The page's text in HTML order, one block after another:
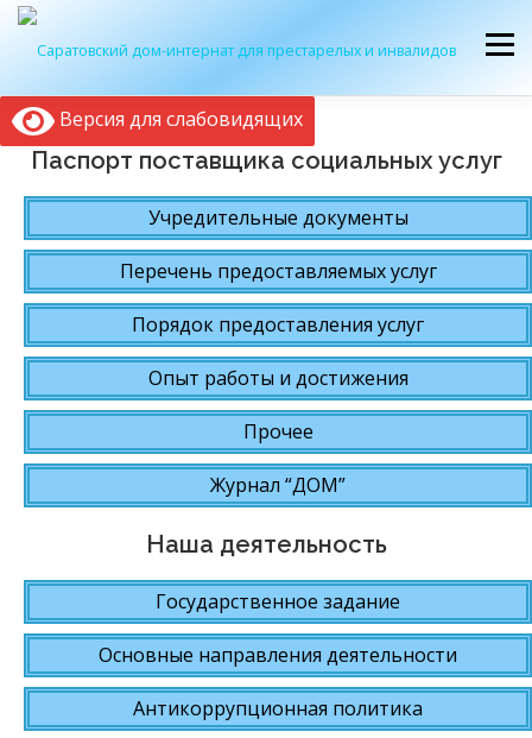
Перейти
содержимому
Меню
ОБ УЧРЕЖДЕНИИ ЭКСКУРСИЯ ПРИЕМ
ЖУРНАЛ “ДОМ” КОНТАКТЫ
Версия для слабовидящих
Паспорт поставщика социальных услуг
Учредительные документы
Перечень предоставляемых услуг
Порядок предоставления услуг
Опыт работы и достижения
Прочее
Журнал “ДОМ”
Наша деятельность
Государственное задание
Основные направления деятельности
Антикоррупционная политика